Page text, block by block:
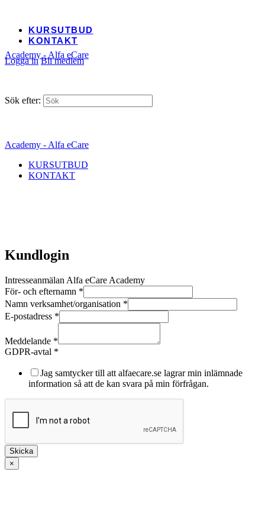
KURSUTBUD
KONTAKT
Logga in Bli medlem
Academy - Alfa eCare
Sök efter:
Academy - Alfa eCare
KURSUTBUD
KONTAKT
Kundlogin
Intresseanmälan Alfa eCare Academy
För- och efternamn *
Namn verksamhet/organisation *
E-postadress *
För-
Meddelande
Meddelande *
GDPR-avtal *
Jag samtycker till att alfaecare.se lagrar min inlämnade
information så att de kan svara på min förfrågan.
Skicka
×